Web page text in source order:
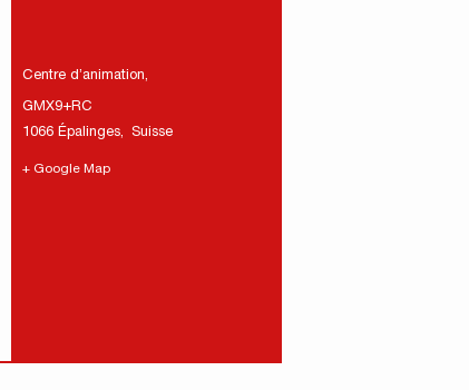
Centre d’animation,
GMX9+RC
1066 Épalinges, Suisse
+ Google Map